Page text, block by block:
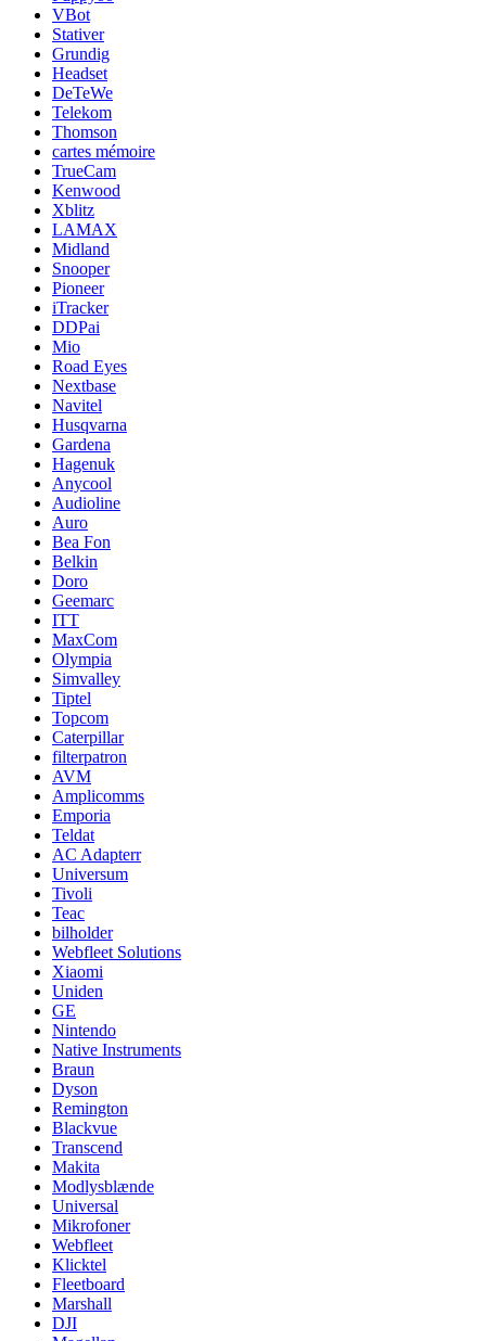
VBot
Stativer
Grundig
Headset
DeTeWe
Telekom
Thomson
cartes mémoire
TrueCam
Kenwood
Xblitz
LAMAX
Midland
Snooper
Pioneer
iTracker
DDPai
Mio
Road Eyes
Nextbase
Navitel
Husqvarna
Gardena
Hagenuk
Anycool
Audioline
Auro
Bea Fon
Belkin
Doro
Geemarc
ITT
MaxCom
Olympia
Simvalley
Tiptel
Topcom
Caterpillar
filterpatron
AVM
Amplicomms
Emporia
Teldat
AC Adapterr
Universum
Tivoli
Teac
bilholder
Webfleet Solutions
Xiaomi
Uniden
GE
Nintendo
Native Instruments
Braun
Dyson
Remington
Blackvue
Transcend
Makita
Modlysblænde
Universal
Mikrofoner
Webfleet
Klicktel
Fleetboard
Marshall
DJI